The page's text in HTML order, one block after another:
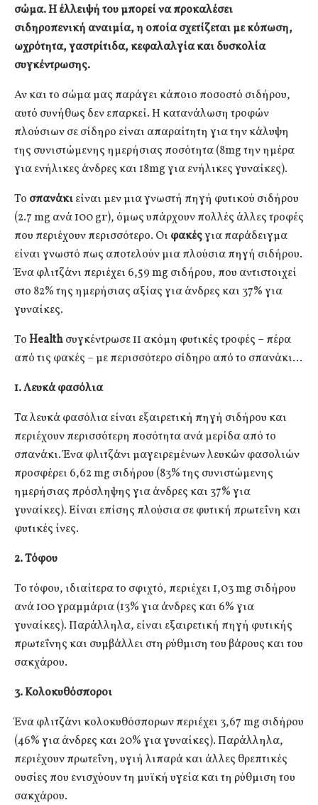
σώμα. Η έλλειψή του μπορεί να προκαλέσει
σιδηροπενική αναιμία, η οποία σχετίζεται με κόπωση,
ωχρότητα, γαστρίτιδα, κεφαλαλγία και δυσκολία
συγκέντρωσης.
Αν και το σώμα μας παράγει κάποιο ποσοστό σιδήρου,
αυτό συνήθως δεν επαρκεί. Η κατανάλωση τροφών
πλούσιων σε σίδηρο είναι απαραίτητη για την κάλυψη
της συνιστώμενης ημερήσιας ποσότητα (8mg την ημέρα
για ενήλικες άνδρες και 18mg για ενήλικες γυναίκες).
Το σπανάκιείναι μεν μια γνωστή πηγή φυτικού σιδήρου
(2.7 mg ανά 100 gr), όμως υπάρχουν πολλές άλλες τροφές
που περιέχουν περισσότερο. Οι φακέςγια παράδειγμα
είναι γνωστό πως αποτελούν μια πλούσια πηγή σιδήρου.
Ένα φλιτζάνι περιέχει 6,59 mg σιδήρου, που αντιστοιχεί
στο 82% της ημερήσιας αξίας για άνδρες και 37% για
γυναίκες.
ΤοHealthσυγκέντρωσε 11 ακόμη φυτικές τροφές – πέρα
από τις φακές – με περισσότερο σίδηρο από το σπανάκι…
1. Λευκά φασόλια
Τα λευκά φασόλια είναι εξαιρετική πηγή σιδήρου και
περιέχουν περισσότερη ποσότητα ανά μερίδα από το
σπανάκι. Ένα φλιτζάνι μαγειρεμένων λευκών φασολιών
προσφέρει 6,62 mg σιδήρου (83% της συνιστώμενης
ημερήσιας πρόσληψης για άνδρες και 37% για
γυναίκες). Είναι επίσης πλούσια σε φυτική πρωτεΐνη και
φυτικές ίνες.
2. Τόφου
Το τόφου, ιδιαίτερα το σφιχτό, περιέχει 1,03 mg σιδήρου
ανά 100 γραμμάρια (13% για άνδρες και 6% για
γυναίκες). Παράλληλα, είναι εξαιρετική πηγή φυτικής
πρωτεΐνης και συμβάλλει στη ρύθμιση του βάρους και του
σακχάρου.
3. Κολοκυθόσποροι
Ένα φλιτζάνι κολοκυθόσπορων περιέχει 3,67 mg σιδήρου
(46% για άνδρες και 20% για γυναίκες). Παράλληλα,
περιέχουν πρωτεΐνη, υγιή λιπαρά και άλλες θρεπτικές
ουσίες που ενισχύουν τη μυϊκή υγεία και τη ρύθμιση του
σακχάρου.